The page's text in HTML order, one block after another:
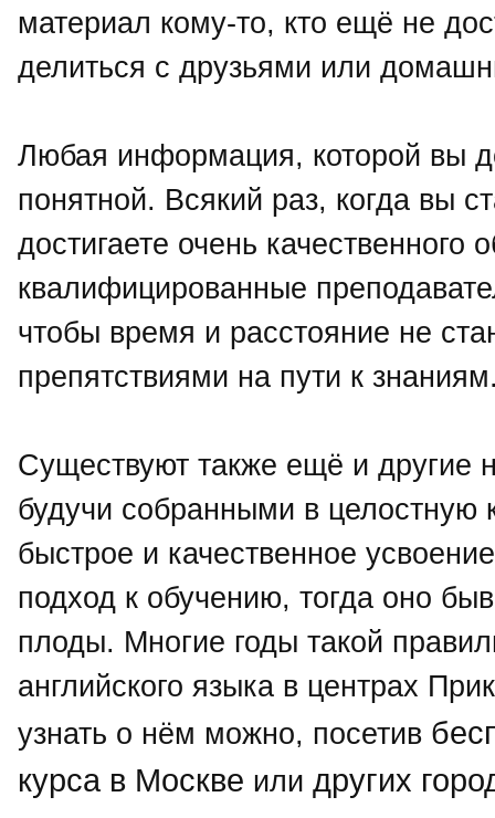
материал кому-то, кто ещё не
делиться с друзьями или
Любая информация, которой вы
понятной. Всякий раз, когда вы
достигаете очень
квалифицированные
чтобы время и расстояние не
препятствиями на пути к
Существуют также ещё и другие
будучи собранными в целостную
быстрое и качественное
подход к обучению, тогда оно
плоды. Многие годы такой
английского языка в центрах
узнать о нём можно, посетив
курса в Москве или других